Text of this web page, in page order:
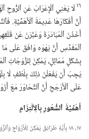
١٦لَا يَعْنِي ٱلْإِعْرَابُ عَنِ ٱلرُّوحِ
أَنَّ أَفْكَارَهَا عَدِيمَةُ ٱلْأَهَمِّيَّةِ.‏
أَخَذْنَ ٱلْمُبَادَرَةَ وَعَبَّرْنَ عَنْ
ٱلْمُقَدَّسِ أَنَّ يَهْوَه وَافَقَ عَلَى مَا
بِشَكْلٍ مُمَاثِلٍ،‏ يُمْكِنُ
يَجِبُ أَنْ يَفْعَلْنَ ذلِكَ بِلُطْفٍ لَا
عَلَى ٱلْأَرْجَحِ أَنَّ ٱلتَّحَاوُرَ مَعَ
أَهَمِّيَّةُ ٱلشُّعُورِ بِٱلِٱلْتِزَامِ
١٧،‏ ١٨ بِأَيَّةِ طَرَائِقَ يُمْكِنُ لِلْأَزْوَاجِ وَٱلزَّوْجَاتِ أَلَّا يَسْمَحُوا لِلشَّيْطَانِ بِأَنْ يَحُلَّ رِبَاطَ زَوَاجِهِمْ؟‏